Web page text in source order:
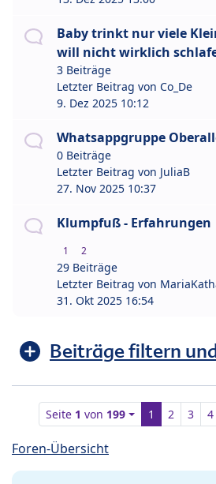
Baby trinkt nur viele
will nicht wirklich
3 Beiträge
Letzter Beitrag von Co_De
9. Dez 2025 10:12
Whatsappgruppe
0 Beiträge
Letzter Beitrag von JuliaB
27. Nov 2025 10:37
Klumpfuß - Erfahrungen
1 2
29 Beiträge
Letzter Beitrag von
31. Okt 2025 16:54
Beiträge filtern
Seite 1 von 199 1 2 3 4
Foren-Übersicht